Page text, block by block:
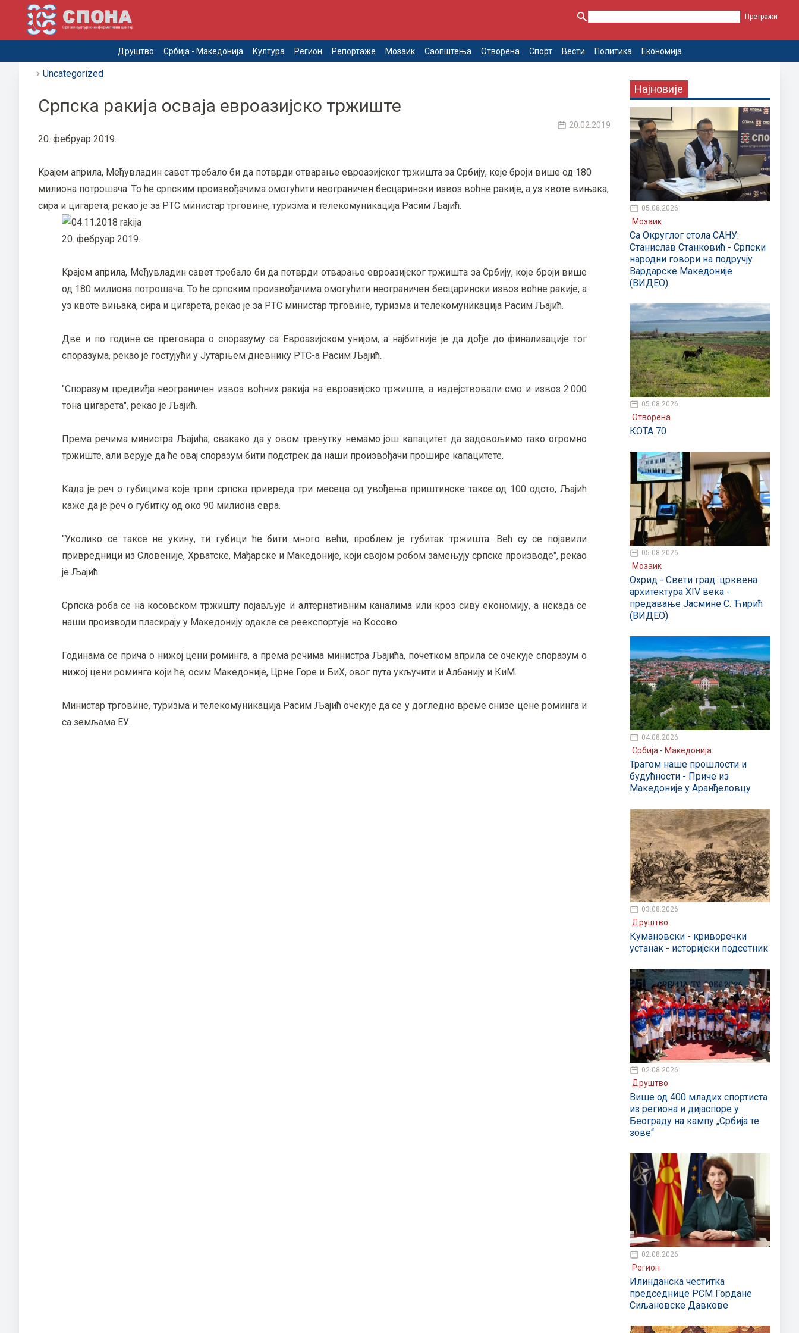
Друштво Србија - Македонија Култура Регион Репортаже Мозаик Саопштења Отворена Спорт Вести Политика Економија
Uncategorized
Српска ракија осваја евроазијско тржиште
20.02.2019
20. фебруар 2019.
Kрајем априла, Међувладин савет требало би да потврди отварање евроазијског тржишта за Србију, које броји више од 180
милиона потрошача. То ће српским произвођачима омогућити неограничен бесцарински извоз воћне ракије, а уз квоте вињака,
сира и цигарета, рекао је за РТС министар трговине, туризма и телекомуникација Расим Љајић.
20. фебруар 2019.
Kрајем априла, Међувладин савет требало би да потврди отварање евроазијског тржишта за Србију, које броји више
од 180 милиона потрошача. То ће српским произвођачима омогућити неограничен бесцарински извоз воћне ракије, а
уз квоте вињака, сира и цигарета, рекао је за РТС министар трговине, туризма и телекомуникација Расим Љајић.
Две и по године се преговара о споразуму са Евроазијском унијом, а најбитније је да дође до финализације тог
споразума, рекао је гостујући у Јутарњем дневнику РТС-а Расим Љајић.
"Споразум предвиђа неограничен извоз воћних ракија на евроазијско тржиште, а издејствовали смо и извоз 2.000
тона цигарета", рекао је Љајић.
Према речима министра Љајића, свакако да у овом тренутку немамо још капацитет да задовољимо тако огромно
тржиште, али верује да ће овај споразум бити подстрек да наши произвођачи прошире капацитете.
Када је реч о губицима које трпи српска привреда три месеца од увођења приштинске таксе од 100 одсто, Љајић
каже да је реч о губитку од око 90 милиона евра.
"Уколико се таксе не укину, ти губици ће бити много већи, проблем је губитак тржишта. Већ су се појавили
привредници из Словеније, Хрватске, Мађарске и Македоније, који својом робом замењују српске производе", рекао
је Љајић.
Српска роба се на косовском тржишту појављује и алтернативним каналима или кроз сиву економију, а некада се
наши производи пласирају у Македонију одакле се реекспортује на Косово.
Годинама се прича о нижој цени роминга, а према речима министра Љајића, почетком априла се очекује споразум о
нижој цени роминга који ће, осим Македоније, Црне Горе и БиХ, овог пута укључити и Албанију и КиМ.
Министар трговине, туризма и телекомуникација Расим Љајић очекује да се у догледно време снизе цене роминга и
са земљама ЕУ.
Најновије
05.08.2026
Мозаик
Са Округлог стола САНУ:
Станислав Станковић - Српски
народни говори на подручју
Вардарске Македоније
(ВИДЕО)
05.08.2026
Отворена
КОТА 70
05.08.2026
Мозаик
Охрид - Свети град: црквена
архитектура XIV века -
предавање Јасмине С. Ћирић
(ВИДЕО)
04.08.2026
Србија - Македонија
Трагом наше прошлости и
будућности - Приче из
Македоније у Аранђеловцу
03.08.2026
Друштво
Кумановски - криворечки
устанак - историјски подсетник
02.08.2026
Друштво
Више од 400 младих спортиста
из региона и дијаспоре у
Београду на кампу „Србија те
зове“
02.08.2026
Регион
Илинданска честитка
председнице РСМ Гордане
Сиљановске Давкове